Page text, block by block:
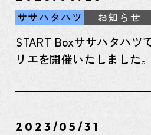
ササハタハツ
お知らせ
START Boxササハタハツ
リエを開催いたしました
2023/05/31